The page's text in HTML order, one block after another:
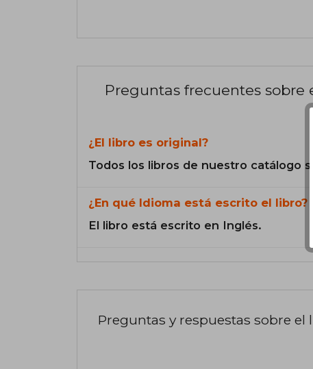
Preguntas frecuentes sobre
¿El libro es original?
Todos los libros de nuestro catálogo
¿En qué Idioma está escrito el libro?
El libro está escrito en Inglés.
Preguntas y respuestas sobre el